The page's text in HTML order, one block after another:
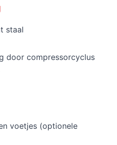
staal
door compressorcyclus
voetjes (optionele